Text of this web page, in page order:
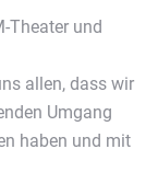
Theater und
allen, dass wir
Umgang
haben und mit